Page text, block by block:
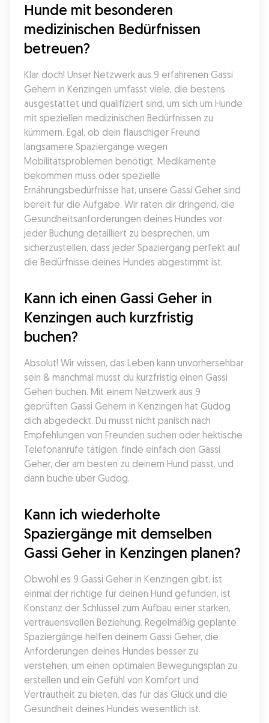
Hunde mit besonderen
medizinischen Bedürfnissen
betreuen?
Klar doch! Unser Netzwerk aus 9 erfahrenen Gassi
Gehern in Kenzingen umfasst viele, die bestens
ausgestattet und qualifiziert sind, um sich um Hunde
mit speziellen medizinischen Bedürfnissen zu
kümmern. Egal, ob dein flauschiger Freund
langsamere Spaziergänge wegen
Mobilitätsproblemen benötigt, Medikamente
bekommen muss oder spezielle
Ernährungsbedürfnisse hat, unsere Gassi Geher sind
bereit für die Aufgabe. Wir raten dir dringend, die
Gesundheitsanforderungen deines Hundes vor
jeder Buchung detailliert zu besprechen, um
sicherzustellen, dass jeder Spaziergang perfekt auf
die Bedürfnisse deines Hundes abgestimmt ist.
Kann ich einen Gassi Geher in
Kenzingen auch kurzfristig
buchen?
Absolut! Wir wissen, das Leben kann unvorhersehbar
sein & manchmal musst du kurzfristig einen Gassi
Gehen buchen. Mit einem Netzwerk aus 9
geprüften Gassi Gehern in Kenzingen hat Gudog
dich abgedeckt. Du musst nicht panisch nach
Empfehlungen von Freunden suchen oder hektische
Telefonanrufe tätigen, finde einfach den Gassi
Geher, der am besten zu deinem Hund passt, und
dann buche über Gudog.
Kann ich wiederholte
Spaziergänge mit demselben
Gassi Geher in Kenzingen planen?
Obwohl es 9 Gassi Geher in Kenzingen gibt, ist
einmal der richtige für deinen Hund gefunden, ist
Konstanz der Schlüssel zum Aufbau einer starken,
vertrauensvollen Beziehung. Regelmäßig geplante
Spaziergänge helfen deinem Gassi Geher, die
Anforderungen deines Hundes besser zu
verstehen, um einen optimalen Bewegungsplan zu
erstellen und ein Gefühl von Komfort und
Vertrautheit zu bieten, das für das Glück und die
Gesundheit deines Hundes wesentlich ist.